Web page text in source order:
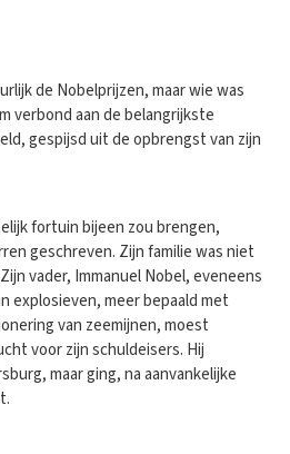
de Nobelprijzen, maar wie was
verbond aan de belangrijkste
gespijsd uit de opbrengst van zijn
fortuin bijeen zou brengen,
geschreven. Zijn familie was niet
vader, Immanuel Nobel, eveneens
explosieven, meer bepaald met
van zeemijnen, moest
voor zijn schuldeisers. Hij
maar ging, na aanvankelijke